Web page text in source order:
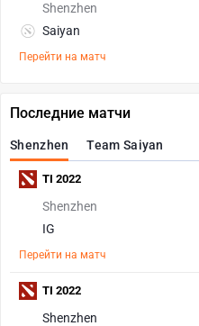
Shenzhen
Saiyan
Перейти на матч
Последние матчи
Shenzhen Team Saiyan
Shenzhen
IG
Перейти на матч
TI 2022
Shenzhen
TI 2022